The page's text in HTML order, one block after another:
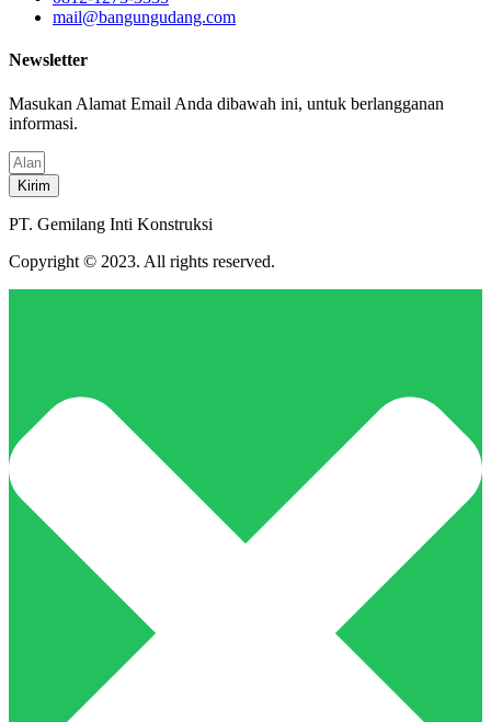
mail@bangungudang.com
Newsletter
Masukan Alamat Email Anda dibawah ini, untuk berlangganan
informasi.
Kirim
PT. Gemilang Inti Konstruksi
Copyright © 2023. All rights reserved.